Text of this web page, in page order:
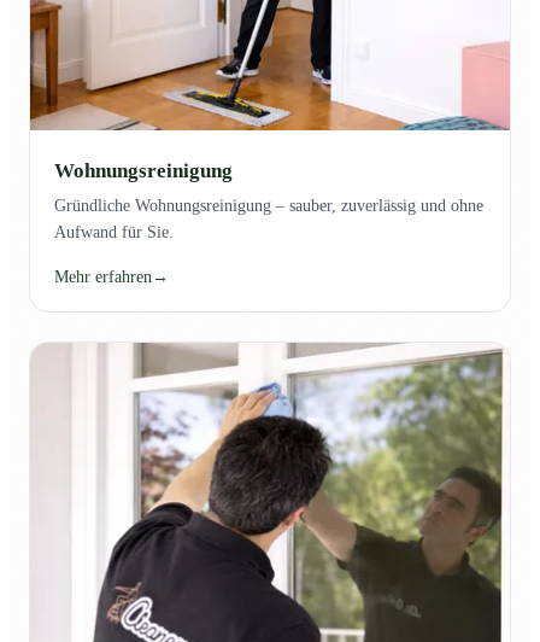
Wohnungsreinigung
Gründliche Wohnungsreinigung – sauber, zuverlässig und ohne
Aufwand für Sie.
Mehr erfahren →